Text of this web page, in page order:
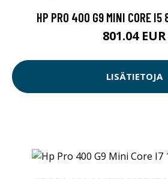
HP PRO 400 G9 MINI CORE I5
801.04 EUR
LISÄTIETOJA